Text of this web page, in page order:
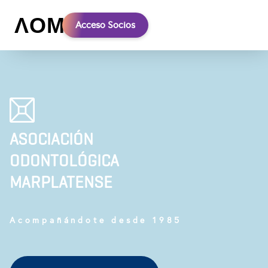
Λ O M Acceso Socios
ASOCIACIÓN
ODONTOLÓGICA
MARPLATENSE
Acompañándote desde 1985